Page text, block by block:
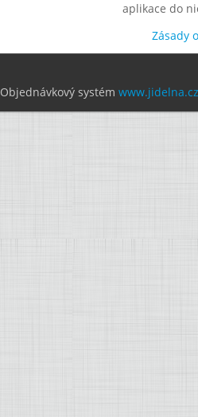
aplikace do
Zásady
Objednávkový systém www.jidelna.cz